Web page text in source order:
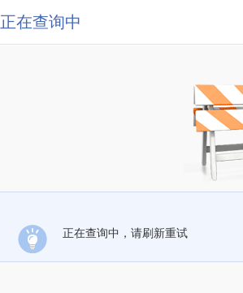
正在查询中
正在查询中，请刷新重试